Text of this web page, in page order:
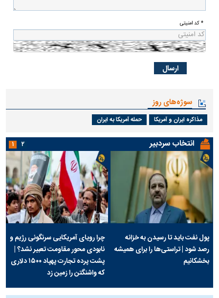
* کد امنیتی
سوژه‌های روز
مذاکره ایران و آمریکا حمله آمریکا به ایران
انتخاب سردبیر
پول نفت باید تا رسیدن به خزانه
رصد شود | تراستی‌ها را برای همیشه
بخشکانیم
چرا رویای آمریکایی سرنگونی رژیم و
نابودی محور مقاومت تعبیر نشد؟ |
پشت پرده تجارت پهپاد‌ ۱۵۰۰ دلاری
که واشنگتن را زمین زد
۱ ۲